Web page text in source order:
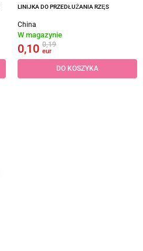
LINIJKA DO PRZEDŁUŻANIA RZĘS
China
W magazynie
0,10 0,19
eur
DO KOSZYKA